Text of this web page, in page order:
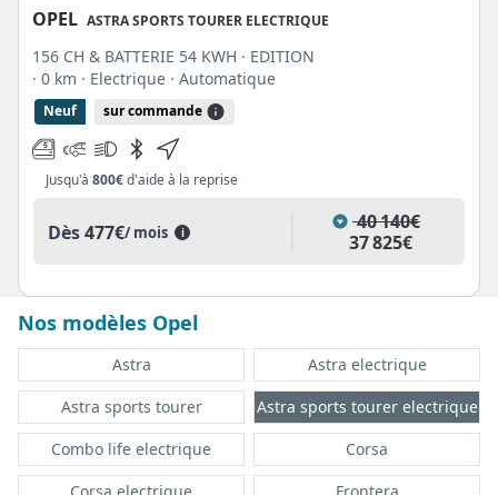
OPEL ASTRA SPORTS TOURER ELECTRIQUE
156 CH & BATTERIE 54 KWH · EDITION
· 0 km · Electrique · Automatique
Neuf sur commande
Jusqu'à 800€d'aide à la reprise
Dès477€/ mois i
40 140€
37 825€
Nos modèles Opel
Astra
Astra electrique
Astra sports tourer
Astra sports tourer electrique
Combo life electrique
Corsa